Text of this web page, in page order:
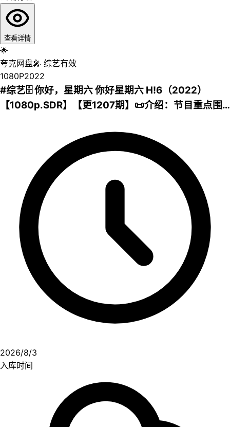
查看详情
🌟
夸克网盘🎤 综艺有效
1080P2022
#综艺🗄 你好，星期六 你好星期六 H!6（2022）
【1080p.SDR】【更1207期】📜介绍：节目重点围
现、最具热点的社会性话题输出等方面进行设计，开
创剧综联动新玩法。何炅担任主持人，檀健次、李雪
琴、秦霄贤、王鹤棣、丁程鑫、杨迪、吴泽林等担任
阶段性常驻嘉宾，每期会邀请几位飞行嘉宾参与录
制，包括各行各业的代表以及不同领域的艺术团体。
节目内容由访谈、互动、秀等环节构成，是一个集观
众表达、主流表达、娱乐表达三位一体的国民综艺。
💾夸克网盘📁 大小：NG🏷 标签：#综艺 #真人秀 #你
好星期六 #1080p⬇️【评论区可搜索】 | 🔍网盘专搜
2026/8/3
入库时间